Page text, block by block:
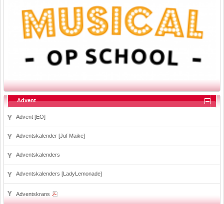
Advent
Advent [EO]
Adventskalender [Juf Maike]
Adventskalenders
Adventskalenders [LadyLemonade]
Adventskrans